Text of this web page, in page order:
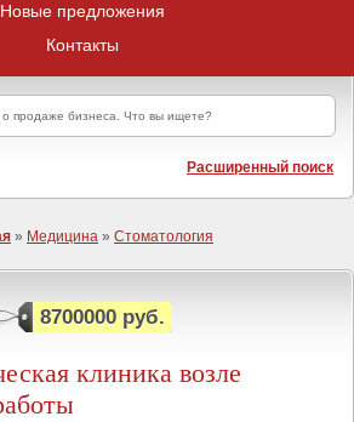
Новые предложения
Контакты
Расширенный поиск
» Медицина » Стоматология
8700000 руб.
клиника возле